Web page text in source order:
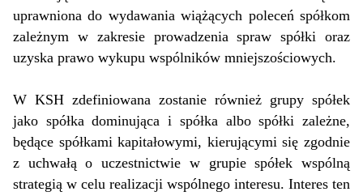
Strona główna
O nas
Zespół
uprawniona do wydawania wiążących poleceń spółkom
zależnym w zakresie prowadzenia spraw spółki oraz
uzyska prawo wykupu wspólników mniejszościowych.
W KSH zdefiniowana zostanie również grupy spółek
jako spółka dominująca i spółka albo spółki zależne,
będące spółkami kapitałowymi, kierującymi się zgodnie
z uchwałą o uczestnictwie w grupie spółek wspólną
strategią w celu realizacji wspólnego interesu. Interes ten